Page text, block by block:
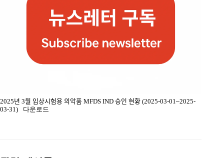
2025년 3월 임상시험용 의악품 MFDS IND 승인 현황 (2025-03-01~2025-
03-31)
다운로드